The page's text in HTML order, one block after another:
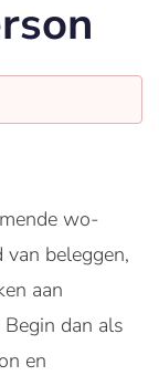
wo-
beleggen,
aan
dan als
en